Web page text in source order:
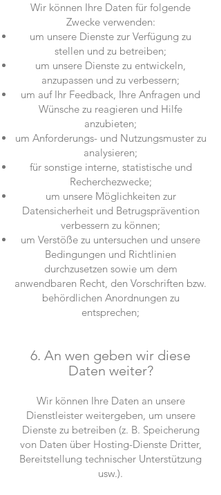
Wir können Ihre Daten für folgende
Zwecke verwenden:
um unsere Dienste zur Verfügung zu
stellen und zu betreiben;
um unsere Dienste zu entwickeln,
anzupassen und zu verbessern;
um auf Ihr Feedback, Ihre Anfragen und
Wünsche zu reagieren und Hilfe
anzubieten;
um Anforderungs- und Nutzungsmuster zu
analysieren;
für sonstige interne, statistische und
Recherchezwecke;
um unsere Möglichkeiten zur
Datensicherheit und Betrugsprävention
verbessern zu können;
um Verstöße zu untersuchen und unsere
Bedingungen und Richtlinien
durchzusetzen sowie um dem
anwendbaren Recht, den Vorschriften bzw.
behördlichen Anordnungen zu
entsprechen;
6. An wen geben wir diese
Daten weiter?
Wir können Ihre Daten an unsere
Dienstleister weitergeben, um unsere
Dienste zu betreiben (z. B. Speicherung
von Daten über Hosting-Dienste Dritter,
Bereitstellung technischer Unterstützung
usw.).